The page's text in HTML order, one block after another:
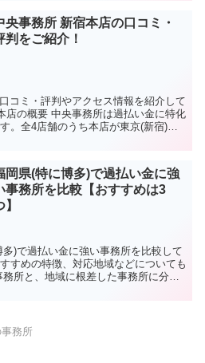
央事務所 新宿本店の口コミ・
判をご紹介！
コミ・評判やアクセス情報を紹介して
店の概要 中央事務所は過払い金に特化
。全4店舗のうち本店が東京(新宿)に
岡県(特に博多)で過払い金に強
事務所を比較【おすすめは3
】
)で過払い金に強い事務所を比較して
すめの特徴、対応地域などについても
所と、地域に根差した事務所に分け
務所